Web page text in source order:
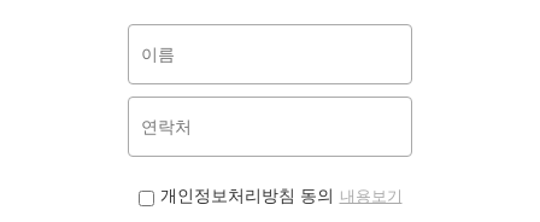
개인정보처리방침 동의 내용보기